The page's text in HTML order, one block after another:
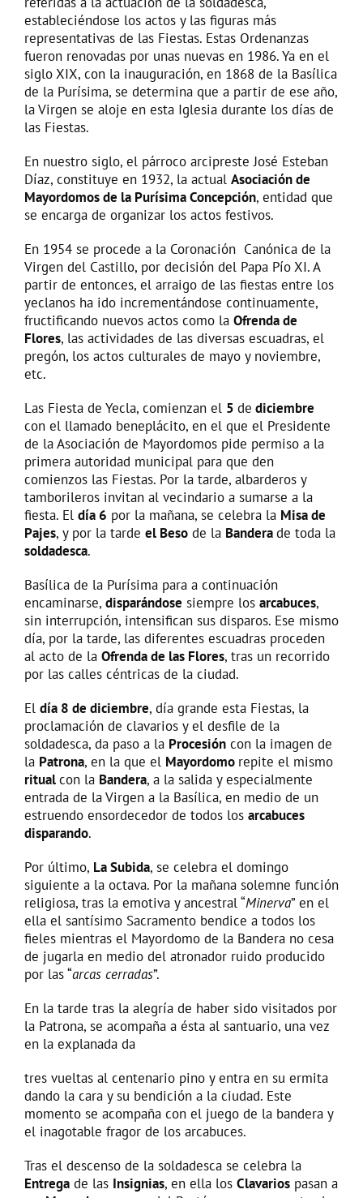
estableciéndose los actos y las figuras más
representativas de las Fiestas. Estas Ordenanzas
fueron renovadas por unas nuevas en 1986. Ya en el
siglo XIX, con la inauguración, en 1868 de la Basílica
de la Purísima, se determina que a partir de ese año,
la Virgen se aloje en esta Iglesia durante los días de
las Fiestas.
En nuestro siglo, el párroco arcipreste José Esteban
Díaz, constituye en 1932, la actual Asociación de
Mayordomos de la Purísima Concepción, entidad que
se encarga de organizar los actos festivos.
En 1954 se procede a la Coronación Canónica de la
Virgen del Castillo, por decisión del Papa Pío XI. A
partir de entonces, el arraigo de las fiestas entre los
yeclanos ha ido incrementándose continuamente,
fructificando nuevos actos como la Ofrenda de
Flores, las actividades de las diversas escuadras, el
pregón, los actos culturales de mayo y noviembre,
etc.
Las Fiesta de Yecla, comienzan el 5 de diciembre
con el llamado beneplácito, en el que el Presidente
de la Asociación de Mayordomos pide permiso a la
primera autoridad municipal para que den
comienzos las Fiestas. Por la tarde, albarderos y
tamborileros invitan al vecindario a sumarse a la
fiesta. El día 6 por la mañana, se celebra la Misa de
Pajes, y por la tarde el Beso de la Banderade toda la
soldadesca.
Basílica de la Purísima para a continuación
encaminarse, disparándose siempre los arcabuces,
sin interrupción, intensifican sus disparos. Ese mismo
día, por la tarde, las diferentes escuadras proceden
al acto de la Ofrenda de las Flores, tras un recorrido
por las calles céntricas de la ciudad.
El día 8 de diciembre, día grande esta Fiestas, la
proclamación de clavarios y el desfile de la
soldadesca, da paso a la Procesión con la imagen de
la Patrona, en la que el Mayordomo repite el mismo
ritualcon la Bandera, a la salida y especialmente
entrada de la Virgen a la Basílica, en medio de un
estruendo ensordecedor de todos los arcabuces
disparando.
Por último, La Subida, se celebra el domingo
siguiente a la octava. Por la mañana solemne función
religiosa, tras la emotiva y ancestral “Minerva” en el
ella el santísimo Sacramento bendice a todos los
fieles mientras el Mayordomo de la Bandera no cesa
de jugarla en medio del atronador ruido producido
por las “arcas cerradas”.
En la tarde tras la alegría de haber sido visitados por
la Patrona, se acompaña a ésta al santuario, una vez
en la explanada da
tres vueltas al centenario pino y entra en su ermita
dando la cara y su bendición a la ciudad. Este
momento se acompaña con el juego de la bandera y
el inagotable fragor de los arcabuces.
Tras el descenso de la soldadesca se celebra la
Entrega de las Insignias, en ella los Clavarios pasan a